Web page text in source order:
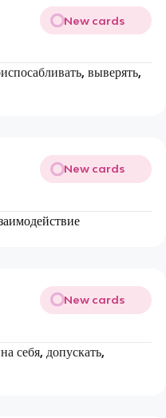
New cards
выверять,
New cards
New cards
себя, допускать,